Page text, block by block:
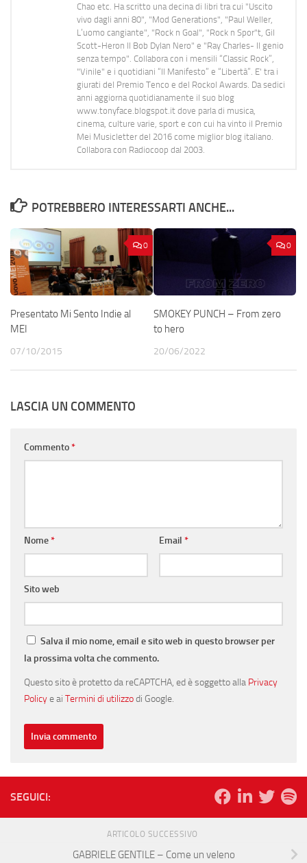
Chao etc. Ha scritto una decina di libri tra cui "Uscito
vivo dagli anni 80", "Mod Generations", "Paul Weller,
L’uomo cangiante", "Rock n Goal", "Rock n Spor"t, Gil
Scott-Heron Il Bob Dylan Nero" e "Ray Charles- Il genio
senza tempo". Collabora con i mensili “Classic Rock”,
"Vinile" e i quotidiani “Il Manifesto” e “Libertà”. E' tra i
giurati del Premio Tenco e del Rockol Awards. Da sedici
anni aggiorna quotidianamente il suo blog
www.tonyface.blogspot.it dove parla di musica,
cinema, culture varie, sport e con cui ha vinto il Premio
Mei Musicletter del 2016 come miglior blog italiano.
Collabora con Radiocoop dal 2003.
POTREBBERO INTERESSARTI ANCHE...
0
Presentato Mi Sento Indie al
MEI
07/10/2015
0
SMOKEY PUNCH – From zero
to hero
20/06/2022
LASCIA UN COMMENTO
Commento*
Nome* Email *
Sito web
Salva il mio nome, email e sito web in questo browser per
la prossima volta che commento.
Questo sito è protetto da reCAPTCHA, ed è soggetto alla Privacy
Policye ai Termini di utilizzodi Google.
SEGUICI:
ARTICOLO SUCCESSIVO
GABRIELE GENTILE – Come un veleno